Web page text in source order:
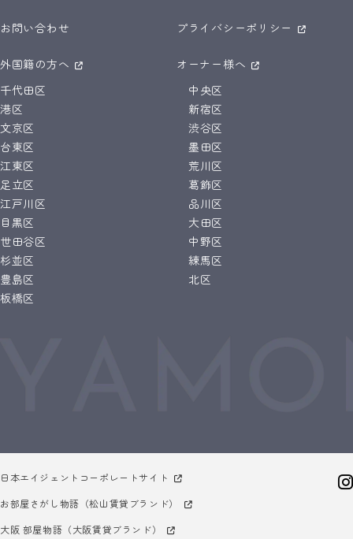
お問い合わせ プライバシーポリシー
外国籍の方へ
オーナー様へ
千代田区
中央区
港区
新宿区
文京区
渋谷区
台東区
墨田区
江東区
荒川区
足立区
葛飾区
江戸川区
品川区
目黒区
大田区
世田谷区
中野区
杉並区
練馬区
豊島区
北区
板橋区
日本エイジェントコーポレートサイト
お部屋さがし物語（松山賃貸ブランド）
大阪 部屋物語（大阪賃貸ブランド）